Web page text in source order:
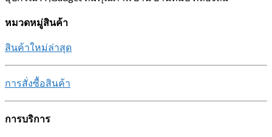
หมวดหมู่สินค้า
สินค้าใหม่ล่าสุด
การสั่งซื้อสินค้า
การบริการ